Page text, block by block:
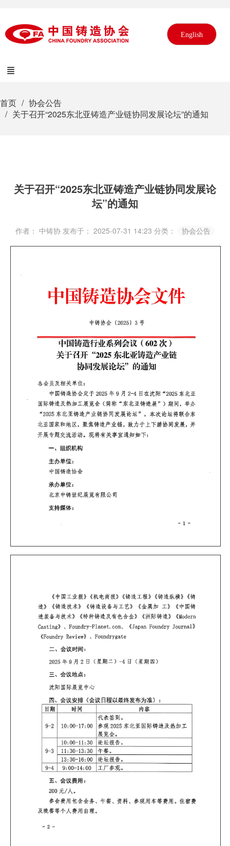
English
首页
协会公告
关于召开“2025东北亚铸造产业链协同发展论坛”的通知
关于召开“2025东北亚铸造产业链协同发展论
坛”的通知
作者： 中铸协 发布于： 2025-07-31 14:23 分类： 协会公告